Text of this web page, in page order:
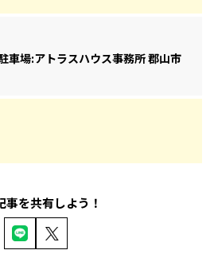
車場:アトラスハウス事務所 郡山市
事を共有しよう！